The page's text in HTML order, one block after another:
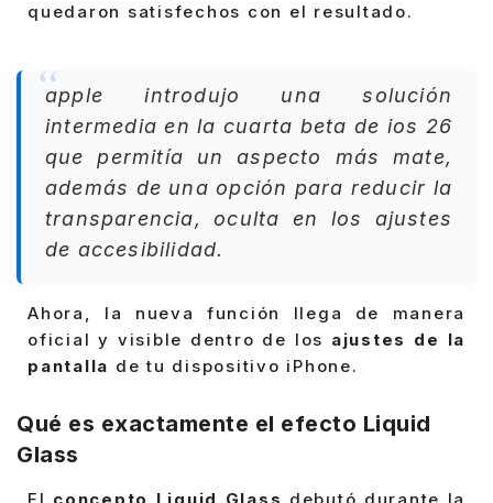
quedaron satisfechos con el resultado.
apple introdujo una solución
intermedia en la cuarta beta de ios 26
que permitía un aspecto más mate,
además de una opción para reducir la
transparencia, oculta en los ajustes
de accesibilidad.
Ahora, la nueva función llega de manera
oficial y visible dentro de los ajustes de la
pantalla de tu dispositivo iPhone.
Qué es exactamente el efecto Liquid
Glass